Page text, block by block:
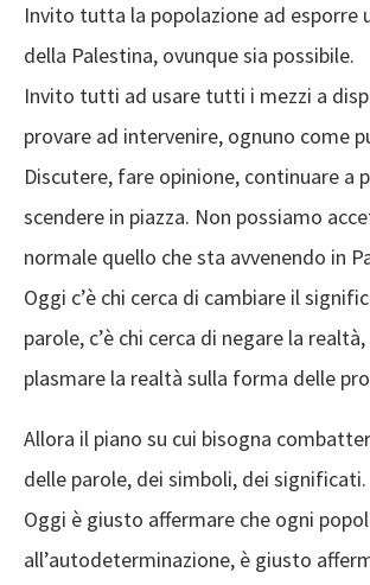
Invito tutta la popolazione ad esporre
della Palestina, ovunque sia possibile.
Invito tutti ad usare tutti i mezzi a
provare ad intervenire, ognuno come
Discutere, fare opinione, continuare a
scendere in piazza. Non possiamo
normale quello che sta avvenendo in
Oggi c’è chi cerca di cambiare il
parole, c’è chi cerca di negare la realtà,
plasmare la realtà sulla forma delle
Allora il piano su cui bisogna
delle parole, dei simboli, dei significati.
Oggi è giusto affermare che ogni
all’autodeterminazione, è giusto